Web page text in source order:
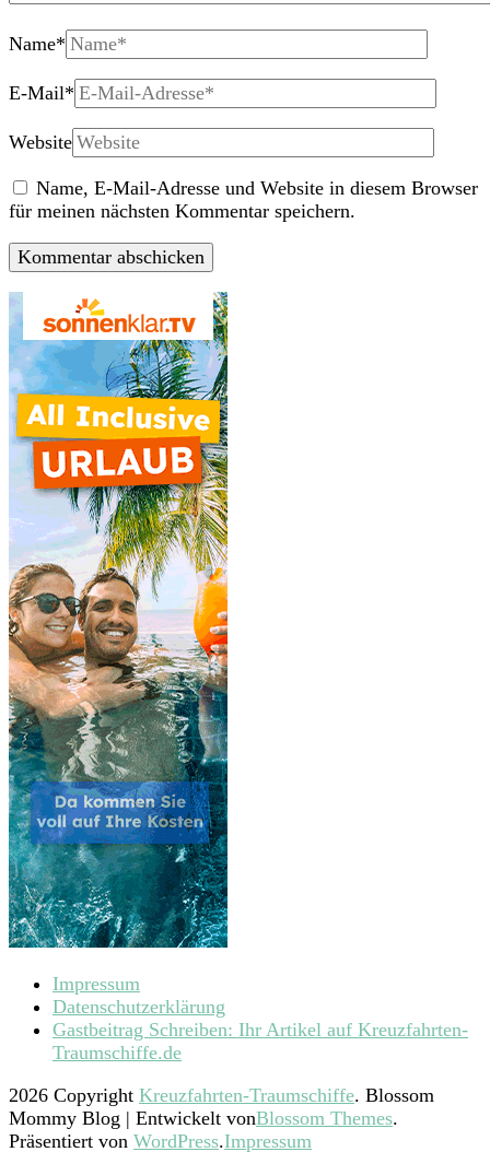
Name*
E-Mail*
Website
Name, E-Mail-Adresse und Website in diesem Browser
für meinen nächsten Kommentar speichern.
Impressum
Datenschutzerklärung
Gastbeitrag Schreiben: Ihr Artikel auf Kreuzfahrten-
Traumschiffe.de
2026 Copyright Kreuzfahrten-Traumschiffe. Blossom
Mommy Blog | Entwickelt vonBlossom Themes.
Präsentiert von WordPress.Impressum